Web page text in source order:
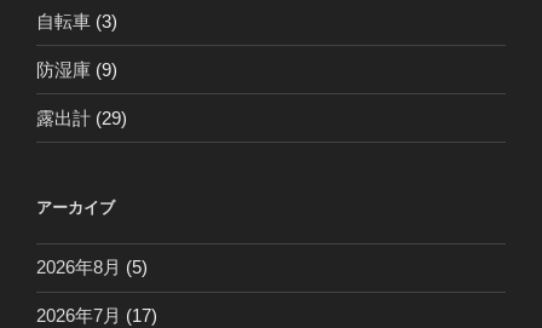
自転車 (3)
防湿庫 (9)
露出計 (29)
アーカイブ
2026年8月 (5)
2026年7月 (17)